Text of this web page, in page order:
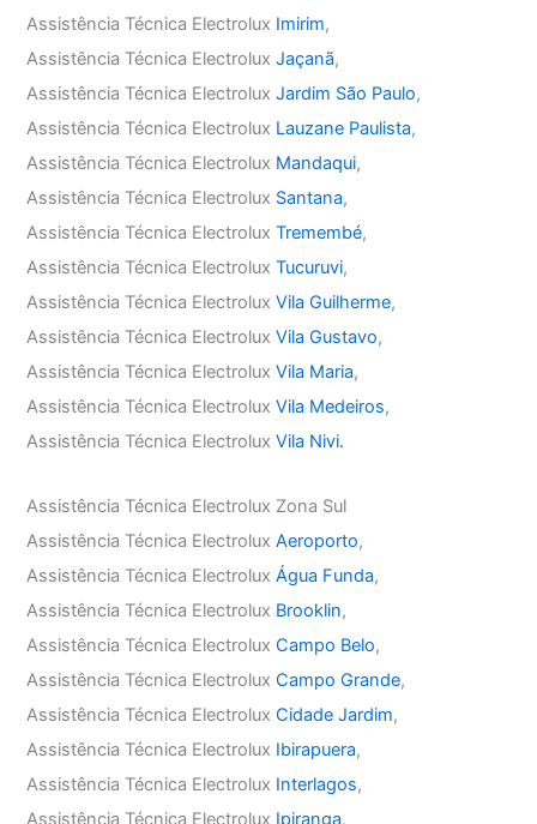
Assistência Técnica Electrolux Imirim,
Assistência Técnica ElectroluxJaçanã,
Assistência Técnica ElectroluxJardim São Paulo,
Assistência Técnica Electrolux Lauzane Paulista,
Assistência Técnica Electrolux Mandaqui,
Assistência Técnica Electrolux Santana,
Assistência Técnica ElectroluxTremembé,
Assistência Técnica ElectroluxTucuruvi,
Assistência Técnica ElectroluxVila Guilherme,
Assistência Técnica ElectroluxVila Gustavo,
Assistência Técnica ElectroluxVila Maria,
Assistência Técnica ElectroluxVila Medeiros,
Assistência Técnica ElectroluxVila Nivi.
Assistência Técnica Electrolux Zona Sul
Assistência Técnica ElectroluxAeroporto,
Assistência Técnica ElectroluxÁgua Funda,
Assistência Técnica Electrolux Brooklin,
Assistência Técnica ElectroluxCampo Belo,
Assistência Técnica ElectroluxCampo Grande,
Assistência Técnica ElectroluxCidade Jardim,
Assistência Técnica Electrolux Ibirapuera,
Assistência Técnica Electrolux Interlagos,
Assistência Técnica Electrolux Ipiranga,